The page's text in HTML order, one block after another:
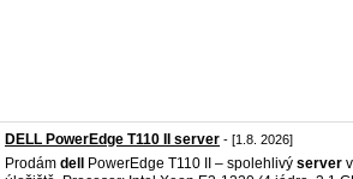
DELL PowerEdge T110 II server - [1.8. 2026]
Prodám dell PowerEdge T110 II – spolehlivý server